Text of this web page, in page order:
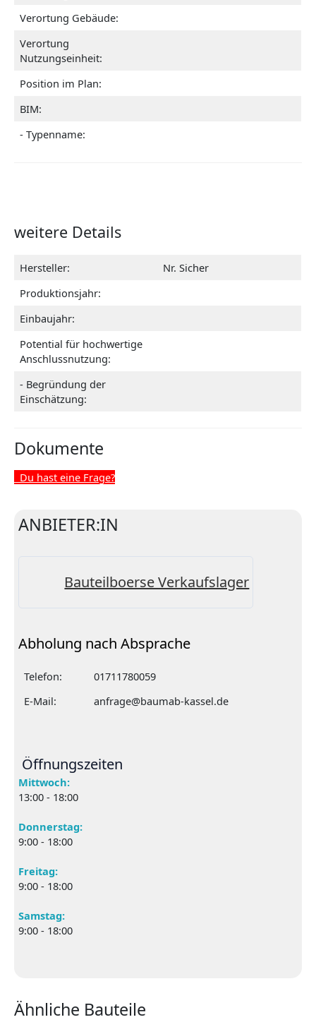
Verortung Gebäude:
Verortung
Nutzungseinheit:
Position im Plan:
BIM:
- Typenname:
weitere Details
Hersteller:
Nr. Sicher
Produktionsjahr:
Einbaujahr:
Potential für hochwertige
Anschlussnutzung:
- Begründung der
Einschätzung:
Dokumente
Du hast eine Frage?
ANBIETER:IN
Bauteilboerse Verkaufslager
Abholung nach Absprache
Telefon:
01711780059
E-Mail:
anfrage@baumab-kassel.de
Öffnungszeiten
Mittwoch:
13:00 - 18:00
Donnerstag:
9:00 - 18:00
Freitag:
9:00 - 18:00
Samstag:
9:00 - 18:00
Ähnliche Bauteile